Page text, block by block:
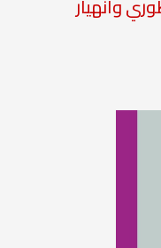
وانهيار